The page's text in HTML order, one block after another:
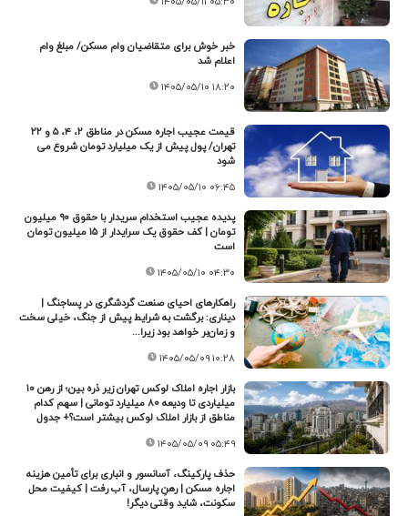
خبر خوش برای متقاضیان وام مسکن/ مبلغ وام
اعلام شد
۱۴۰۵/۰۵/۱۰ ۱۸:۲۰
قیمت عجیب اجاره مسکن در مناطق ۲، ۴، ۵ و ۲۲
تهران/ پول پیش از یک میلیارد تومان شروع می
شود
۱۴۰۵/۰۵/۱۰ ۰۶:۴۵
پدیده عجیب استخدام سریدار با حقوق ۹۰ میلیون
تومان | کف حقوق یک سرایدار از ۱۵ میلیون تومان
است
۱۴۰۵/۰۵/۱۰ ۰۴:۳۰
راهکارهای احیای صنعت گردشگری در پساجنگ |
دیناری: برگشت به شرایط پیش از جنگ، خیلی سخت
و زمان‌بر خواهد بود زیرا...
۱۴۰۵/۰۵/۰۹ ۱۰:۲۸
بازار اجاره املاک لوکس تهران زیر ذره بین؛ از رهن ۱۰
میلیاردی تا ودیعه ۸۰ میلیارد تومانی | سهم کدام
مناطق از بازار املاک لوکس بیشتر است؟+ جدول
۱۴۰۵/۰۵/۰۹ ۰۵:۴۹
حذف پارکینگ، آسانسور و انباری برای تأمین هزینه
اجاره مسکن | رهنِ پارسال، آب رفت | کیفیت محل
سکونت، شاید وقتی دیگر!